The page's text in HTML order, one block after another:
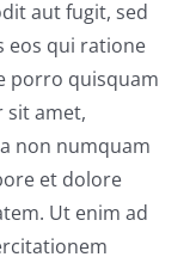
aut fugit, sed
eos qui ratione
porro quisquam
sit amet,
non numquam
et dolore
Ut enim ad